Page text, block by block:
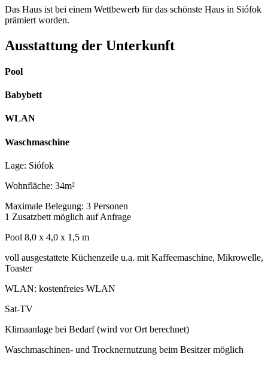
Das Haus ist bei einem Wettbewerb für das schönste Haus in Siófok
prämiert worden.
Ausstattung der Unterkunft
Pool
Babybett
WLAN
Waschmaschine
Lage: Siófok
Wohnfläche: 34m²
Maximale Belegung: 3 Personen
1 Zusatzbett möglich auf Anfrage
Pool 8,0 x 4,0 x 1,5 m
voll ausgestattete Küchenzeile u.a. mit Kaffeemaschine, Mikrowelle,
Toaster
WLAN: kostenfreies WLAN
Sat-TV
Klimaanlage bei Bedarf (wird vor Ort berechnet)
Waschmaschinen- und Trocknernutzung beim Besitzer möglich